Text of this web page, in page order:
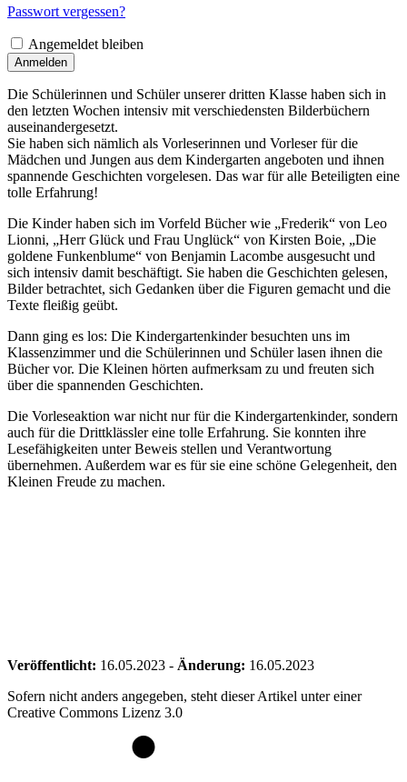
Passwort vergessen?
Angemeldet bleiben
Anmelden
Die Schülerinnen und Schüler unserer dritten Klasse haben sich in
den letzten Wochen intensiv mit verschiedensten Bilderbüchern
auseinandergesetzt.
Sie haben sich nämlich als Vorleserinnen und Vorleser für die
Mädchen und Jungen aus dem Kindergarten angeboten und ihnen
spannende Geschichten vorgelesen. Das war für alle Beteiligten eine
tolle Erfahrung!
Die Kinder haben sich im Vorfeld Bücher wie „Frederik“ von Leo
Lionni, „Herr Glück und Frau Unglück“ von Kirsten Boie, „Die
goldene Funkenblume“ von Benjamin Lacombe ausgesucht und
sich intensiv damit beschäftigt. Sie haben die Geschichten gelesen,
Bilder betrachtet, sich Gedanken über die Figuren gemacht und die
Texte fleißig geübt.
Dann ging es los: Die Kindergartenkinder besuchten uns im
Klassenzimmer und die Schülerinnen und Schüler lasen ihnen die
Bücher vor. Die Kleinen hörten aufmerksam zu und freuten sich
über die spannenden Geschichten.
Die Vorleseaktion war nicht nur für die Kindergartenkinder, sondern
auch für die Drittklässler eine tolle Erfahrung. Sie konnten ihre
Lesefähigkeiten unter Beweis stellen und Verantwortung
übernehmen. Außerdem war es für sie eine schöne Gelegenheit, den
Kleinen Freude zu machen.
Veröffentlicht: 16.05.2023 - Änderung: 16.05.2023
Sofern nicht anders angegeben, steht dieser Artikel unter einer
Creative Commons Lizenz 3.0